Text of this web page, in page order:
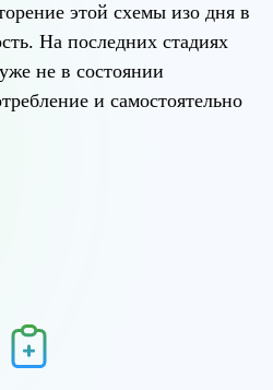
этой схемы изо дня в
На последних стадиях
не в состоянии
и самостоятельно